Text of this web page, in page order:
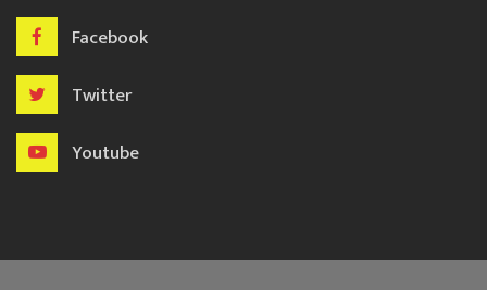
Facebook
Twitter
Youtube